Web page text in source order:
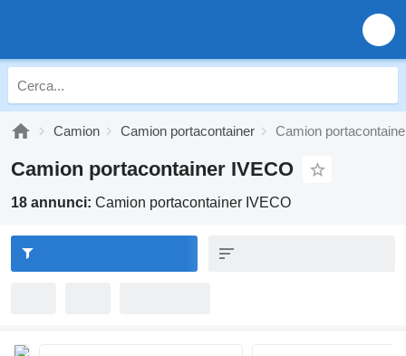
Camion Camion portacontainer Camion
Camion portacontainer IVECO
18 annunci: Camion portacontainer IVECO